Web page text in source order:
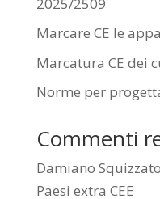
Marcare CE le
Marcatura CE dei
Norme per
Commenti
Damiano Squizzato
Paesi extra CEE